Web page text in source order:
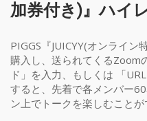
加券付き)』ハイ
PIGGS『JUICYY(オンライ
購入し、送られてくるZoom
ド」を入力、もしくは 「
すると、先着で各メンバー
ン上でトークを楽しむこと